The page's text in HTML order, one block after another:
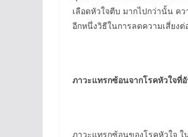
เลือดหัวใจตีบ มากไปกว่านั้น ค
อีกหนึ่งวิธีในการลดความเสี่ยงต่
ภาวะแทรกซ้อนจากโรคหัวใจที่
ภาวะแทรกซ้อนของโรคหัวใจ ใ